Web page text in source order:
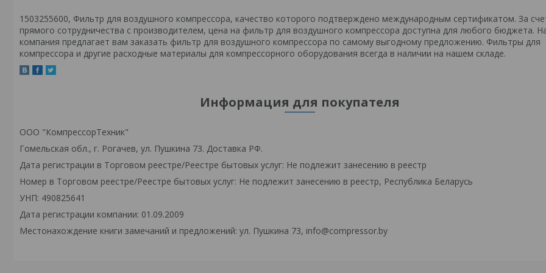
1503255600, Фильтр для воздушного компрессора, качество которого подтверждено международным сертификатом. За
прямого сотрудничества с производителем, цена на фильтр для воздушного компрессора доступна для любого бюджета.
компания предлагает вам заказать фильтр для воздушного компрессора по самому выгодному предложению. Фильтры для
компрессора и другие расходные материалы для компрессорного оборудования всегда в наличии на нашем складе.
Информация для покупателя
ООО "КомпрессорТехник"
Гомельская обл., г. Рогачев, ул. Пушкина 73. Доставка РФ.
Дата регистрации в Торговом реестре/Реестре бытовых услуг: Не подлежит занесению в реестр
Номер в Торговом реестре/Реестре бытовых услуг: Не подлежит занесению в реестр, Республика Беларусь
УНП: 490825641
Дата регистрации компании: 01.09.2009
Местонахождение книги замечаний и предложений: ул. Пушкина 73, info@compressor.by